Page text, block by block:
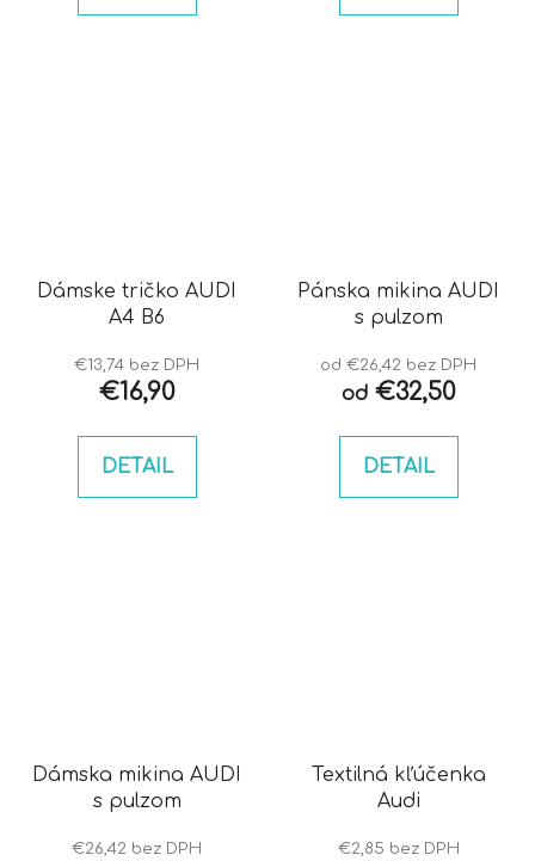
Dámske tričko AUDI
A4 B6
€13,74 bez DPH
€16,90
DETAIL
Pánska mikina AUDI
s pulzom
od €26,42 bez DPH
od€32,50
DETAIL
Dámska mikina AUDI
s pulzom
€26,42 bez DPH
Textilná kľúčenka
Audi
€2,85 bez DPH